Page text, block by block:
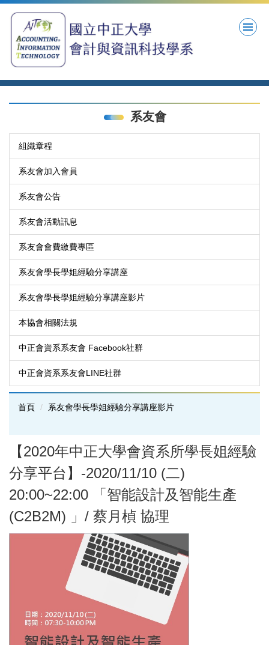
到
區
系友會
組織章程
系友會加入會員
系友會公告
系友會活動訊息
系友會會費繳費專區
系友會學長學姐經驗分享講座
系友會學長學姐經驗分享講座影片
本協會相關法規
中正會資系系友會 Facebook社群
中正會資系系友會LINE社群
首頁 系友會學長學姐經驗分享講座影片
【2020年中正大學會資系所學長姐經驗
分享平台】-2020/11/10 (二)
20:00~22:00 「智能設計及智能生產
(C2B2M) 」/ 蔡月楨 協理